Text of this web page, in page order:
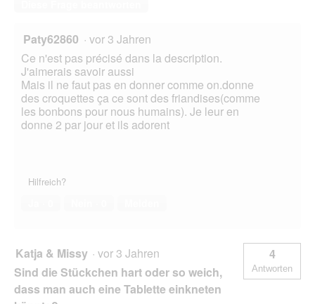
Paty62860 · vor 3 Jahren
Ce n'est pas précisé dans la description.
J'aimerais savoir aussi
Mais il ne faut pas en donner comme on.donne
des croquettes ça ce sont des friandises(comme
les bonbons pour nous humains). Je leur en
donne 2 par jour et ils adorent
Hilfreich?
Katja & Missy · vor 3 Jahren
Sind die Stückchen hart oder so weich,
dass man auch eine Tablette einkneten
4
Antworten